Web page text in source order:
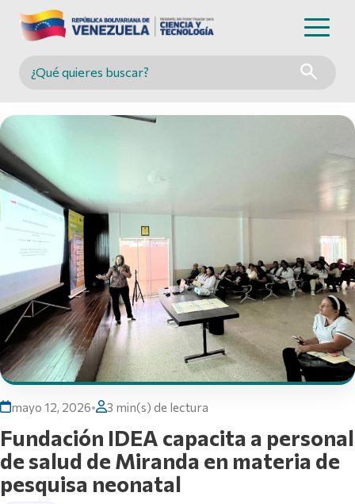
Buscar en MINCYT
mayo 12, 2026• 3 min(s) de lectura
Fundación IDEA capacita a personal
de salud de Miranda en materia de
pesquisa neonatal